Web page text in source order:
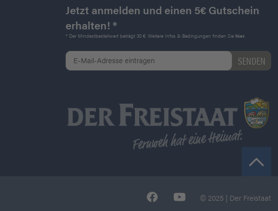
Jetzt anmelden und einen 5€ Gutschein
erhalten! *
* Der Mindestbestellwert beträgt 30 €. Weitere Infos & Bedingungen finden Sie hier.
© 2025 | Der Freistaat